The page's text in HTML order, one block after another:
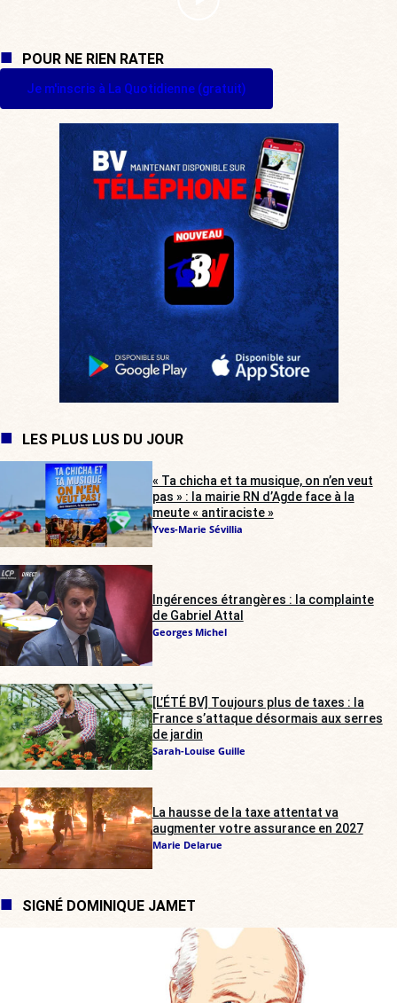
POUR NE RIEN RATER
Je m'inscris à La Quotidienne (gratuit)
LES PLUS LUS DU JOUR
« Ta chicha et ta musique, on n’en veut
pas » : la mairie RN d’Agde face à la
meute « antiraciste »
Yves-Marie Sévillia
Ingérences étrangères : la complainte
de Gabriel Attal
Georges Michel
[L’ÉTÉ BV] Toujours plus de taxes : la
France s’attaque désormais aux serres
de jardin
Sarah-Louise Guille
La hausse de la taxe attentat va
augmenter votre assurance en 2027
Marie Delarue
SIGNÉ DOMINIQUE JAMET